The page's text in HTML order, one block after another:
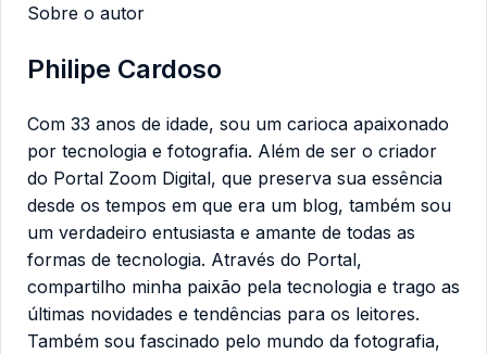
Sobre o autor
Philipe Cardoso
Com 33 anos de idade, sou um carioca apaixonado
por tecnologia e fotografia. Além de ser o criador
do Portal Zoom Digital, que preserva sua essência
desde os tempos em que era um blog, também sou
um verdadeiro entusiasta e amante de todas as
formas de tecnologia. Através do Portal,
compartilho minha paixão pela tecnologia e trago as
últimas novidades e tendências para os leitores.
Também sou fascinado pelo mundo da fotografia,